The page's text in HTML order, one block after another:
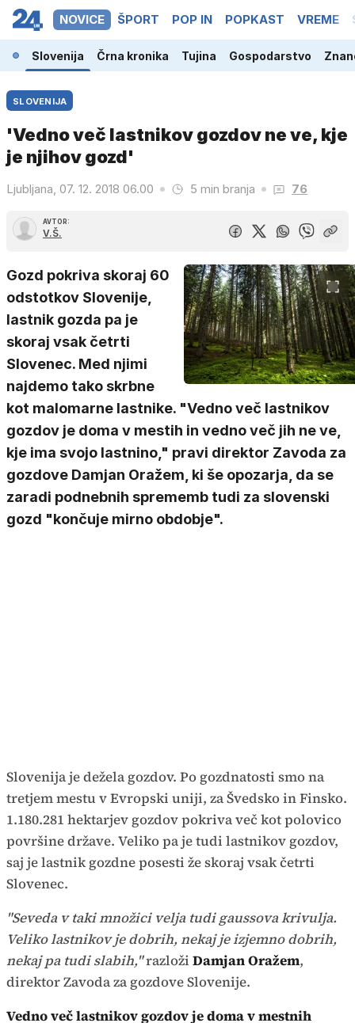
NOVICE ŠPORT POP IN POPKAST VREME
Slovenija Črna kronika Tujina Gospodarstvo
SLOVENIJA
'Vedno več lastnikov gozdov ne ve, kje
je njihov gozd'
Ljubljana, 07. 12. 2018 06.00 5 min branja 76
AVTOR:
V.Š.
Gozd pokriva skoraj 60
odstotkov Slovenije,
lastnik gozda pa je
skoraj vsak četrti
Slovenec. Med njimi
najdemo tako skrbne
kot malomarne lastnike. "Vedno več lastnikov
gozdov je doma v mestih in vedno več jih ne ve,
kje ima svojo lastnino," pravi direktor Zavoda za
gozdove Damjan Oražem, ki še opozarja, da se
zaradi podnebnih sprememb tudi za slovenski
gozd "končuje mirno obdobje".
Slovenija je dežela gozdov. Po gozdnatosti smo na
tretjem mestu v Evropski uniji, za Švedsko in Finsko.
1.180.281 hektarjev gozdov pokriva več kot polovico
površine države. Veliko pa je tudi lastnikov gozdov,
saj je lastnik gozdne posesti že skoraj vsak četrti
Slovenec.
"Seveda v taki množici velja tudi gaussova krivulja.
Veliko lastnikov je dobrih, nekaj je izjemno dobrih,
nekaj pa tudi slabih,"razloži Damjan Oražem,
direktor Zavoda za gozdove Slovenije.
Vedno več lastnikov gozdov je doma v mestnih